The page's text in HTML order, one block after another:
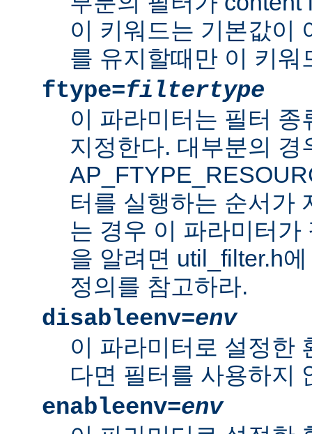
이 키워드는 기본값이
를 유지할때만 이 키워
ftype=filtertype
이 파라미터는 필터
지정한다. 대부분의 경
터를 실행하는 순서가
는 경우 이 파라미터가
을 알려면 util_filter.h
정의를 참고하라.
disableenv=env
이 파라미터로 설정한
다면 필터를 사용하지
enableenv=env